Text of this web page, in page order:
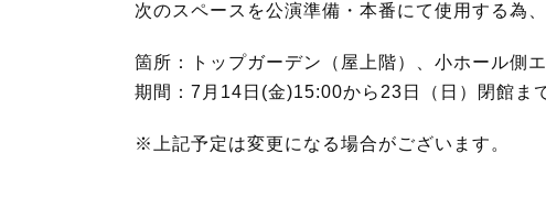
次のスペースを公演準備・本番にて使用する為、
箇所：トップガーデン（屋上階）、小ホール側
期間：7月14日(金)15:00から23日（日）閉館ま
※上記予定は変更になる場合がございます。